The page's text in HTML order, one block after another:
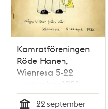
Kamratföreningen
Röde Hanen,
Wienresa 5-22
september 1953
22 september